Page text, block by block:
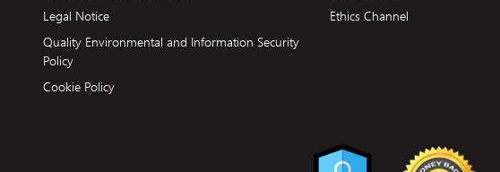
Legal Notice
Quality Environmental and Information Security
Policy
Cookie Policy
Ethics Channel